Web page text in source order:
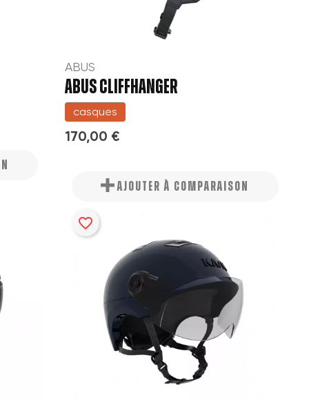
ABUS
ABUS CLIFFHANGER
casques
170,00 €
AJOUTER À COMPARAISON
favorite_border